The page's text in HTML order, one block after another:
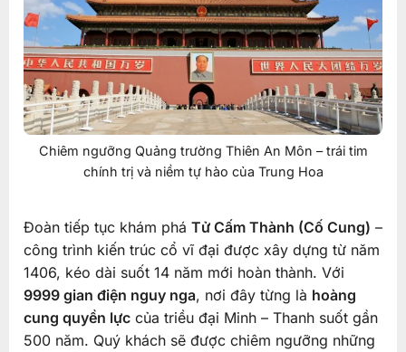
Chiêm ngưỡng Quảng trường Thiên An Môn – trái tim
chính trị và niềm tự hào của Trung Hoa
Đoàn tiếp tục khám phá Tử Cấm Thành (Cố Cung) –
công trình kiến trúc cổ vĩ đại được xây dựng từ năm
1406, kéo dài suốt 14 năm mới hoàn thành. Với
9999 gian điện nguy nga, nơi đây từng là hoàng
cung quyền lựccủa triều đại Minh – Thanh suốt gần
500 năm. Quý khách sẽ được chiêm ngưỡng những